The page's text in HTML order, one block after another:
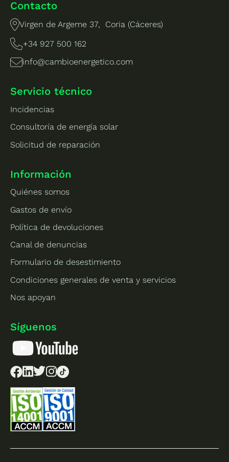
Contacto
Virgen de Argeme 37, Coria (Cáceres)
+34 927 500 162
info@cambioenergetico.com
Servicio técnico
Incidencias
Consultoría de energía solar
Solicitud de reparación
Información
Quiénes somos
Gastos de envío
Política de devoluciones
Canal de denuncias
Formulario de desestimiento
Condiciones generales de venta y servicios
Nos apoyan
Síguenos